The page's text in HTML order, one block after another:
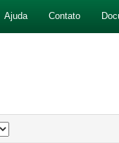
Ajuda Contato